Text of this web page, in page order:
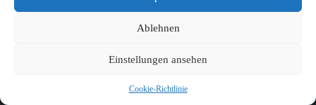
Ablehnen
Einstellungen ansehen
Cookie-Richtlinie
Copyright © 2026 - WordPress Theme von